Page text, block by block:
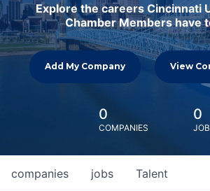
Explore the careers Cincinnati
Chamber Members have
Add My Company View
0
COMPANIES
0
jobs
companies Talent